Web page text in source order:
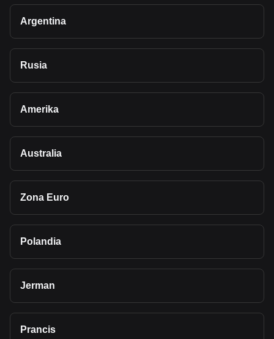
Argentina
Rusia
Amerika
Australia
Zona Euro
Polandia
Jerman
Prancis